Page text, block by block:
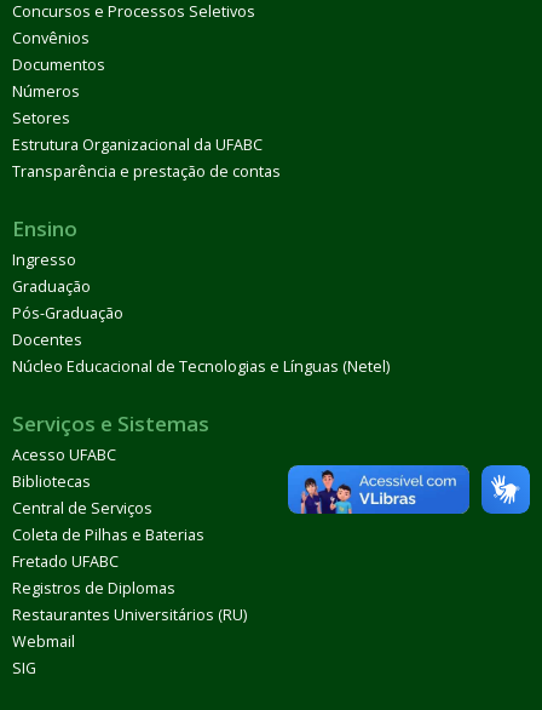
Concursos e Processos Seletivos
Convênios
Documentos
Números
Setores
Estrutura Organizacional da UFABC
Transparência e prestação de contas
Ensino
Ingresso
Graduação
Pós-Graduação
Docentes
Núcleo Educacional de Tecnologias e Línguas (Netel)
Serviços e Sistemas
Acesso UFABC
Bibliotecas
Central de Serviços
Coleta de Pilhas e Baterias
Fretado UFABC
Registros de Diplomas
Restaurantes Universitários (RU)
Webmail
SIG